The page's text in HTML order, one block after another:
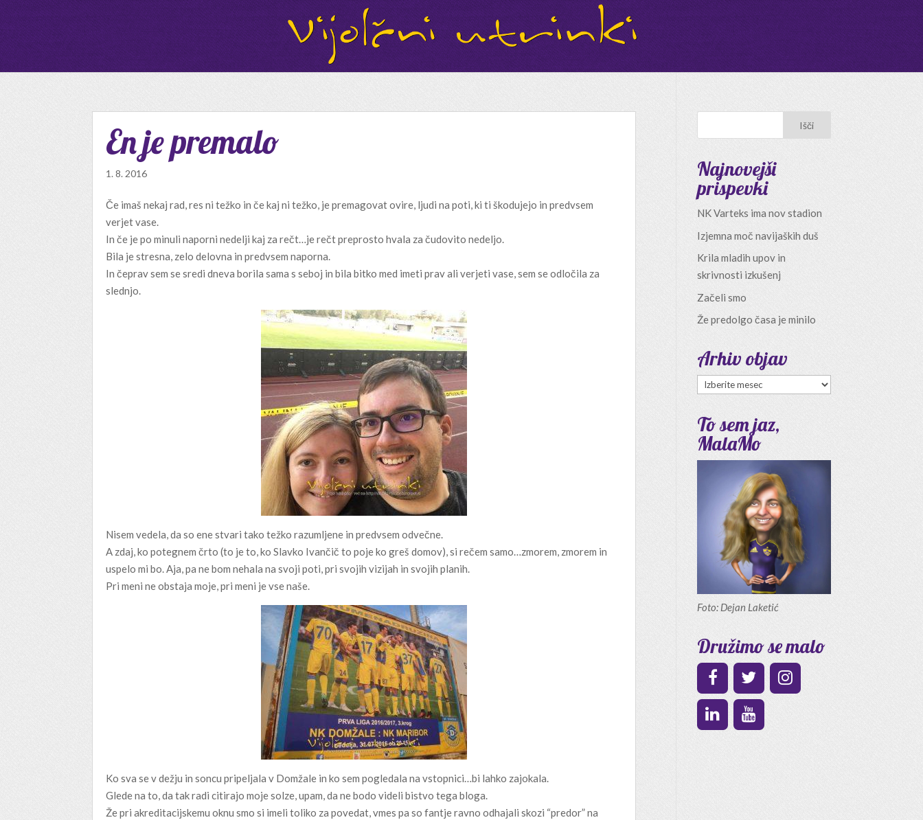
En je premalo
1. 8. 2016
Če imaš nekaj rad, res ni težko in če kaj ni težko, je premagovat ovire, ljudi na poti, ki ti škodujejo in predvsem
verjet vase.
In če je po minuli naporni nedelji kaj za rečt…je rečt preprosto hvala za čudovito nedeljo.
Bila je stresna, zelo delovna in predvsem naporna.
In čeprav sem se sredi dneva borila sama s seboj in bila bitko med imeti prav ali verjeti vase, sem se odločila za
slednjo.
Nisem vedela, da so ene stvari tako težko razumljene in predvsem odvečne.
A zdaj, ko potegnem črto (to je to, ko Slavko Ivančič to poje ko greš domov), si rečem samo…zmorem, zmorem in
uspelo mi bo. Aja, pa ne bom nehala na svoji poti, pri svojih vizijah in svojih planih.
Pri meni ne obstaja moje, pri meni je vse naše.
Ko sva se v dežju in soncu pripeljala v Domžale in ko sem pogledala na vstopnici…bi lahko zajokala.
Glede na to, da tak radi citirajo moje solze, upam, da ne bodo videli bistvo tega bloga.
Že pri akreditacijskemu oknu smo si imeli toliko za povedat, vmes pa so fantje ravno odhajali skozi “predor” na
Najnovejši
prispevki
NK Varteks ima nov stadion
Izjemna moč navijaških duš
Krila mladih upov in
skrivnosti izkušenj
Začeli smo
Že predolgo časa je minilo
Arhiv objav
Arhiv
To sem jaz,
MalaMo
Foto: Dejan Laketić
Družimo se malo